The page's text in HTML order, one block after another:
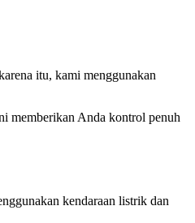
itu, kami menggunakan
memberikan Anda kontrol penuh
kendaraan listrik dan